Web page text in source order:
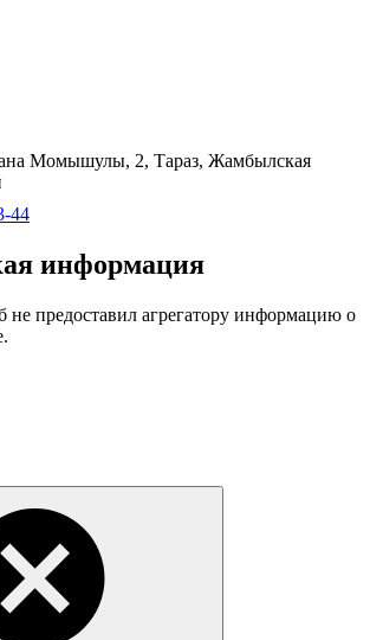
Момышулы, 2, Тараз, Жамбылская
44
информация
предоставил агрегатору информацию о